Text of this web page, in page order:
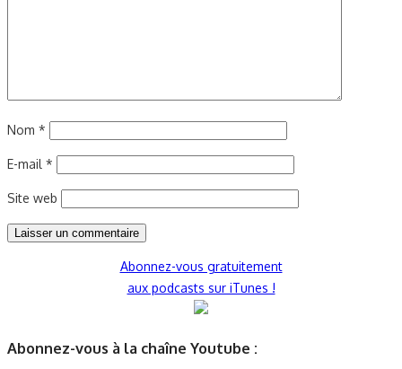
Nom *
E-mail *
Site web
Abonnez-vous gratuitement
aux podcasts sur iTunes !
Abonnez-vous à la chaîne Youtube :